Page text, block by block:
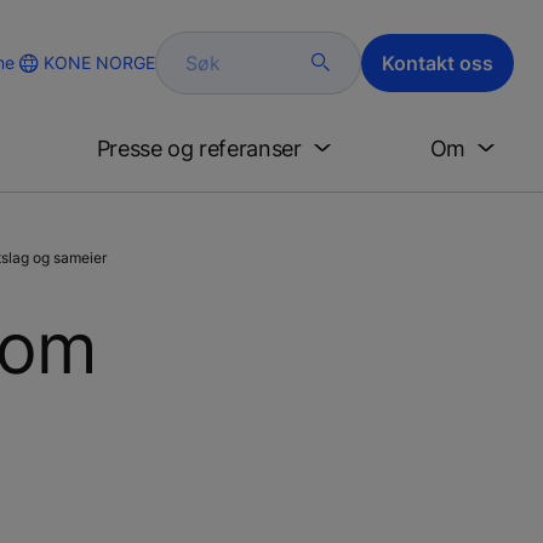
KONE NORGE Søk Kontakt oss
Presse og referanser Om
og sameier